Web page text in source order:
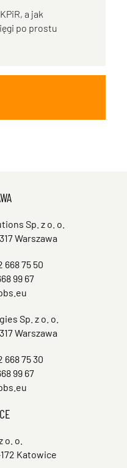
a jak
po prostu
Sp. z o. o.
Warszawa
668 75 50
99 67
Sp. z o. o.
Warszawa
668 75 30
99 67
o. o.
Katowice